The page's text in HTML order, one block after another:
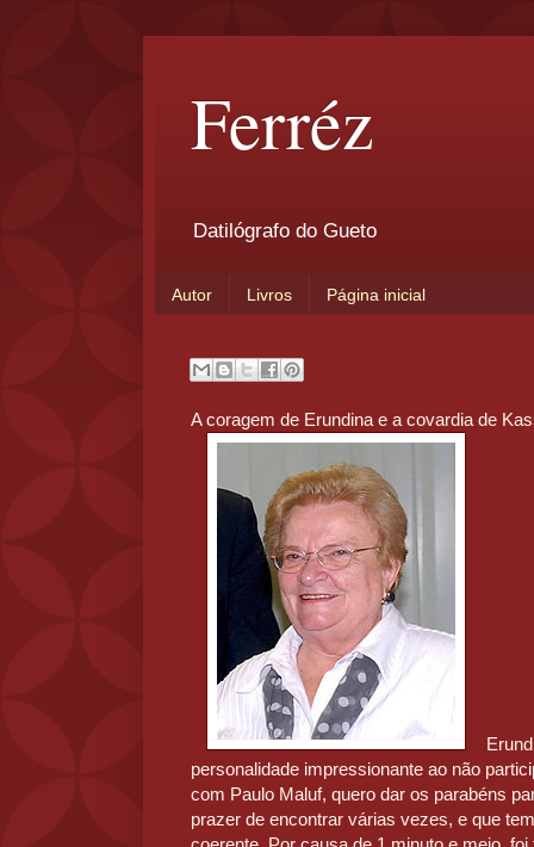
Ferréz
Datilógrafo do Gueto
Autor Livros Página inicial
A coragem de Erundina e a covardia de
personalidade impressionante ao não
com Paulo Maluf, quero dar os parabéns
prazer de encontrar várias vezes, e que